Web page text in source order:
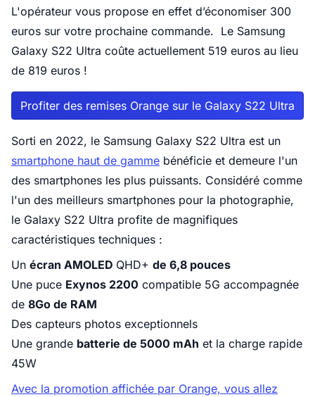
L'opérateur vous propose en effet d’économiser 300
euros sur votre prochaine commande. Le Samsung
Galaxy S22 Ultra coûte actuellement 519 euros au lieu
de 819 euros !
Profiter des remises Orange sur le Galaxy S22 Ultra
Sorti en 2022, le Samsung Galaxy S22 Ultra est un
smartphone haut de gamme bénéficie et demeure l'un
des smartphones les plus puissants. Considéré comme
l'un des meilleurs smartphones pour la photographie,
le Galaxy S22 Ultra profite de magnifiques
caractéristiques techniques :
Un écran AMOLED QHD+ de 6,8 pouces
Une puce Exynos 2200 compatible 5G accompagnée
de 8Go de RAM
Des capteurs photos exceptionnels
Une grande batterie de 5000 mAh et la charge rapide
45W
Avec la promotion affichée par Orange, vous allez